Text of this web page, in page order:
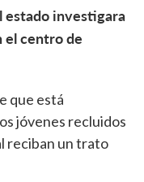
estado investigara
el centro de
que está
jóvenes recluidos
reciban un trato